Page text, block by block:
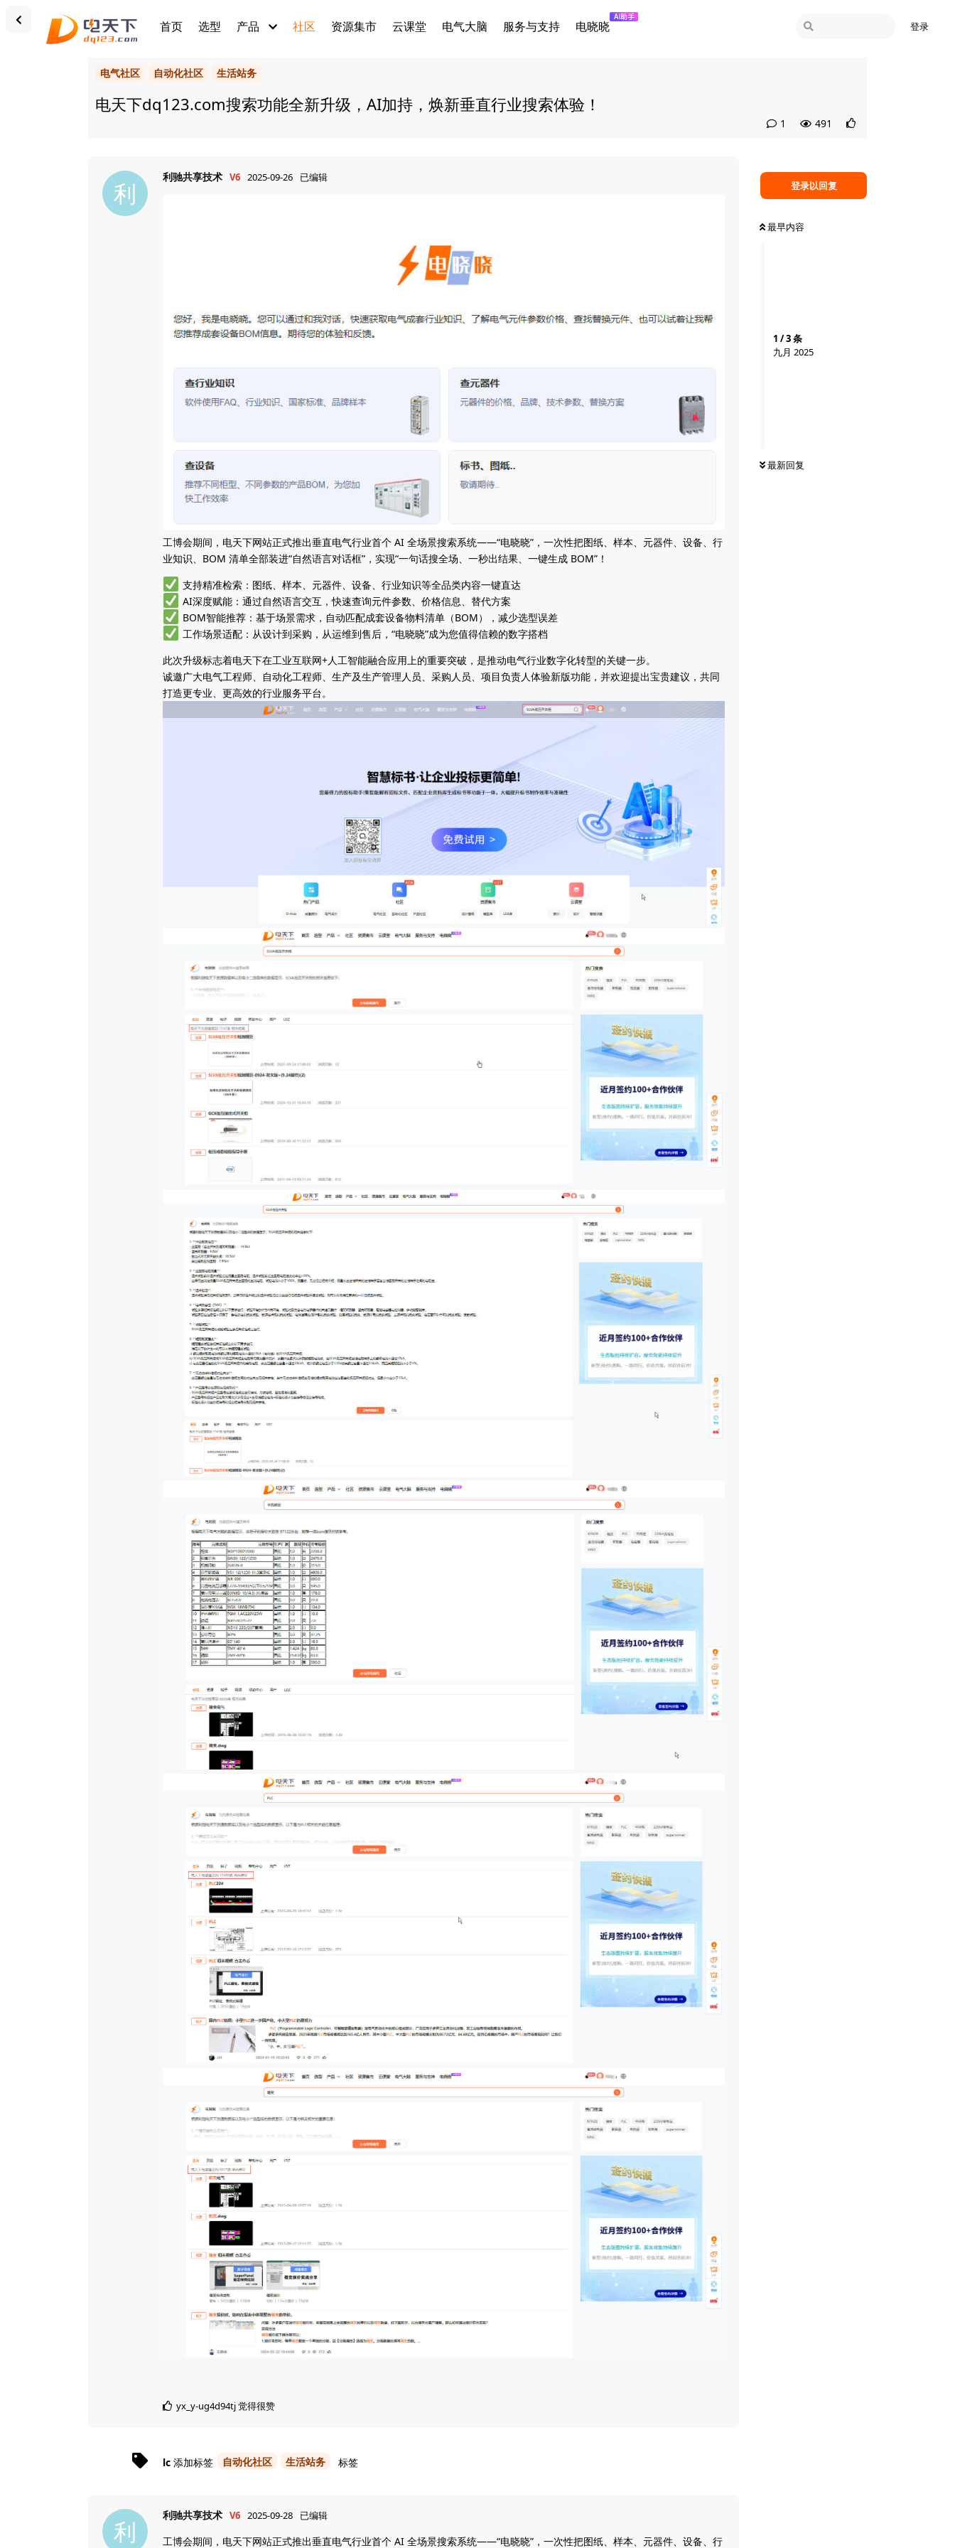
首页 选型 产品 社区 资源集市 云课堂 电气大脑 服务与支持 电晓晓 登录
电气社区 自动化社区 生活站务
电天下dq123.com搜索功能全新升级，AI加持，焕新垂直行业搜索体验！
1 491
登录以回复
最早内容
1 /3条
九月 2025
最新回复
利
利驰共享技术 V6 2025-09-26 已编辑
工博会期间，电天下网站正式推出垂直电气行业首个 AI 全场景搜索系统——“电晓晓”，一次性把图纸、样本、元器件、设备、行
业知识、BOM 清单全部装进“自然语言对话框”，实现“一句话搜全场、一秒出结果、一键生成 BOM”！
支持精准检索：图纸、样本、元器件、设备、行业知识等全品类内容一键直达
AI深度赋能：通过自然语言交互，快速查询元件参数、价格信息、替代方案
BOM智能推荐：基于场景需求，自动匹配成套设备物料清单（BOM），减少选型误差
工作场景适配：从设计到采购，从运维到售后，“电晓晓”成为您值得信赖的数字搭档
此次升级标志着电天下在工业互联网+人工智能融合应用上的重要突破，是推动电气行业数字化转型的关键一步。
诚邀广大电气工程师、自动化工程师、生产及生产管理人员、采购人员、项目负责人体验新版功能，并欢迎提出宝贵建议，共同
打造更专业、更高效的行业服务平台。
yx_y-ug4d94tj觉得很赞
lc 添加标签 自动化社区 生活站务 标签
利
利驰共享技术 V6 2025-09-28 已编辑
工博会期间，电天下网站正式推出垂直电气行业首个 AI 全场景搜索系统——“电晓晓”，一次性把图纸、样本、元器件、设备、行